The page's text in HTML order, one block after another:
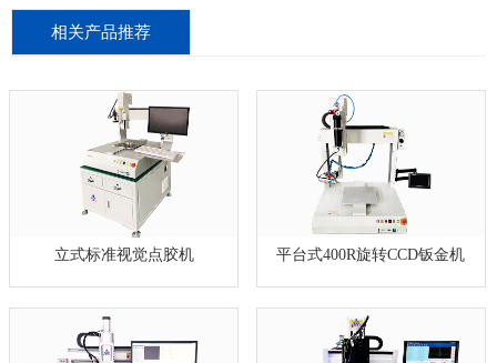
相关产品推荐
立式标准视觉点胶机 平台式400R旋转CCD钣金机